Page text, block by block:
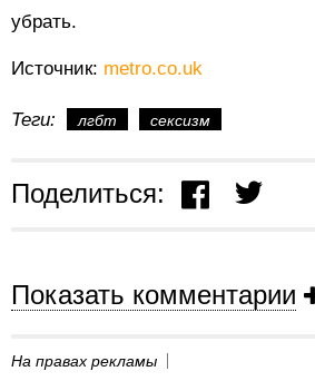
убрать.
Источник: metro.co.uk
Теги: лгбт сексизм
Поделиться:
Показать комментарии
На правах рекламы